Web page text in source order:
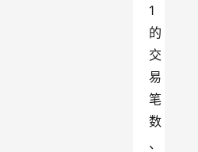
1
的
交
易
笔
数
、